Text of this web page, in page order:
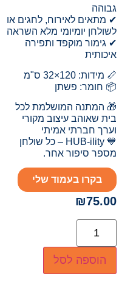
גבוהה
✔ מתאים לאירוח, לחגים או
לשולחן יומיומי מלא השראה
✔ גימור מוקפד ותפירה
איכותית
📏 מידות: 120×32 ס"מ
📦 חומר: פשתן
🎁 המתנה המושלמת לכל
בית שאוהב עיצוב מקורי
וערך חברתי אמיתי
💙 HUB-ility – כל שולחן
מספר סיפור אחר.
בקרו בעמוד שלי
₪75.00
הוספה לסל